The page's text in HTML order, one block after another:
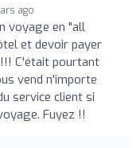
ago
voyage en "all
et devoir payer
C'était pourtant
vend n'importe
service client si
Fuyez !!